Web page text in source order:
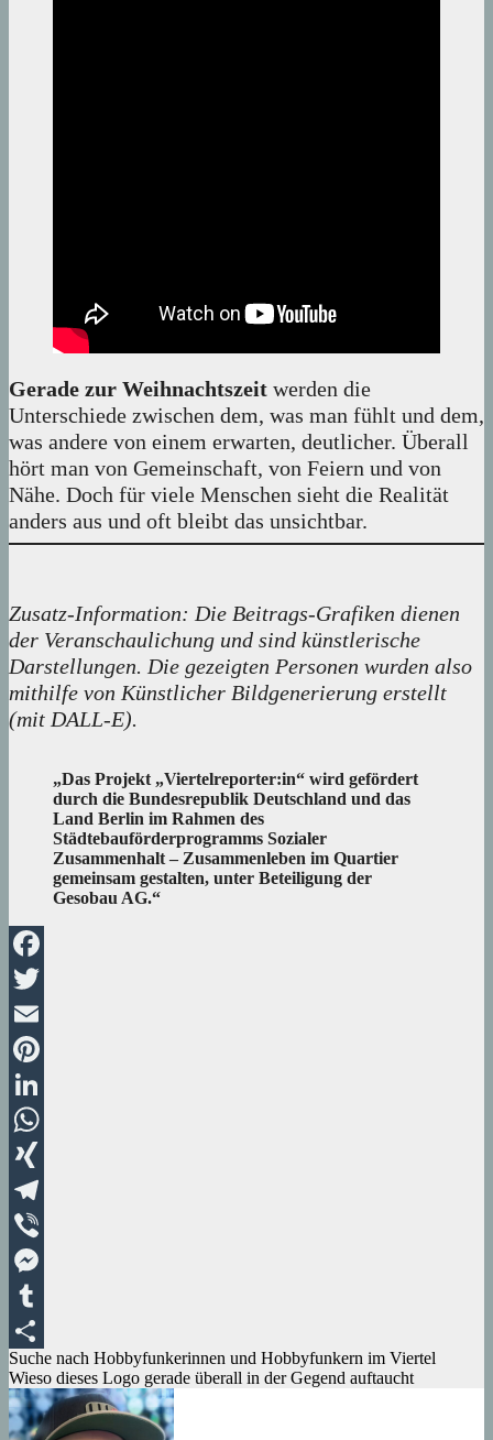
Gerade zur Weihnachtszeit werden die
Unterschiede zwischen dem, was man fühlt und dem,
was andere von einem erwarten, deutlicher. Überall
hört man von Gemeinschaft, von Feiern und von
Nähe. Doch für viele Menschen sieht die Realität
anders aus und oft bleibt das unsichtbar.
Zusatz-Information: Die Beitrags-Grafiken dienen
der Veranschaulichung und sind künstlerische
Darstellungen. Die gezeigten Personen wurden also
mithilfe von Künstlicher Bildgenerierung erstellt
(mit DALL-E).
„Das Projekt „Viertelreporter:in“ wird gefördert
durch die Bundesrepublik Deutschland und das
Land Berlin im Rahmen des
Städtebauförderprogramms Sozialer
Zusammenhalt – Zusammenleben im Quartier
gemeinsam gestalten, unter Beteiligung der
Gesobau AG.“
Facebook
Twitter
Email
Pinterest
LinkedIn
WhatsApp
XING
Telegram
Viber
Messenger
Tumblr
Teilen
Beitragsnavigation
Suche nach Hobbyfunkerinnen und Hobbyfunkern im Viertel
Wieso dieses Logo gerade überall in der Gegend auftaucht